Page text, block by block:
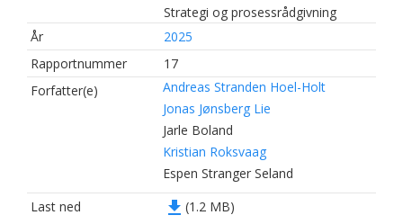
Strategi og prosessrådgivning
År
2025
Rapportnummer
17
Forfatter(e)
Andreas Stranden Hoel-Holt
Jonas Jønsberg Lie
Jarle Boland
Kristian Roksvaag
Espen Stranger Seland
Last ned
file_download (1.2 MB)